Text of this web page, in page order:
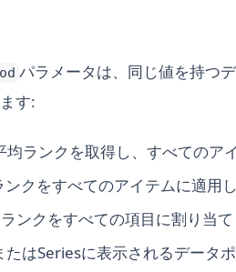
パラメータは、同じ値を持つ
す:
均ランクを取得し、すべてのア
クをすべてのアイテムに適用し
ンクをすべての項目に割り当て
たはSeriesに表示されるデータ